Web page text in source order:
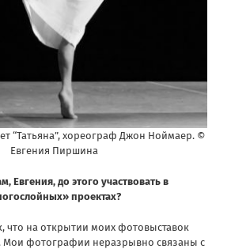
“Татьяна”, хореограф Джон Ноймаер. ©
Евгения Пиршина
Евгения, до этого участвовать в
проектах?
что на открытии моих фотовыставок
Мои фотографии неразрывно связаны с